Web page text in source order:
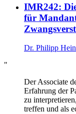
IMR242:
für
Dr. Philipp
"
Der Associate
Erfahrung der
zu
treffen und als